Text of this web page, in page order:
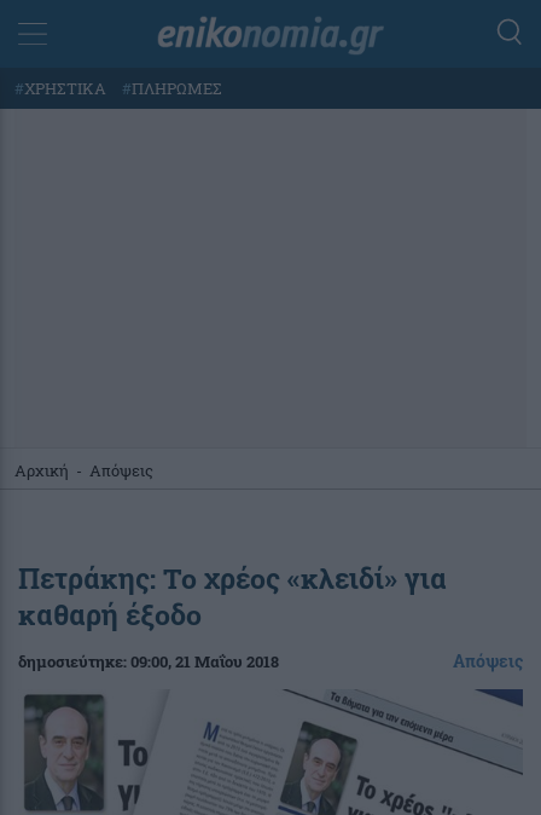
#ΧΡΗΣΤΙΚΑ #ΠΛΗΡΩΜΕΣ
Αρχική - Απόψεις
Πετράκης: Το χρέος «κλειδί» για
καθαρή έξοδο
δημοσιεύτηκε:09:00, 21 Μαΐου 2018 Απόψεις